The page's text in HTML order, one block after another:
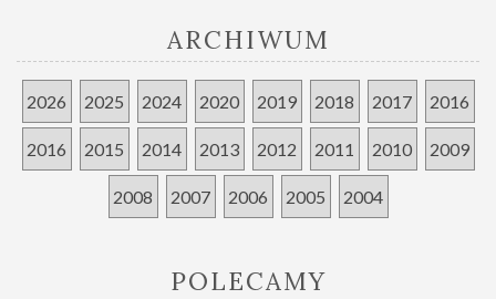
ARCHIWUM
2026 2025 2024 2020 2019 2018 2017 2016
2016 2015 2014 2013 2012 2011 2010 2009
2008 2007 2006 2005 2004
POLECAMY